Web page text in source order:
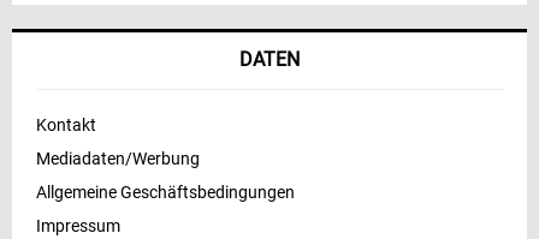
DATEN
Kontakt
Mediadaten/Werbung
Allgemeine Geschäftsbedingungen
Impressum